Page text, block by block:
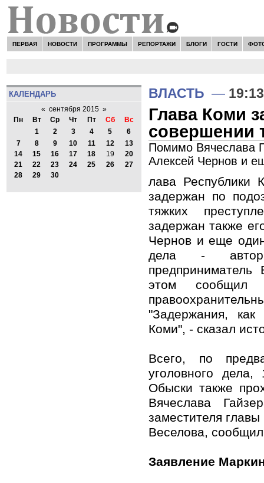
ПЕРВАЯ НОВОСТИ ПРОГРАММЫ РЕПОРТАЖИ БЛОГИ ГОСТИ
КАЛЕНДАРЬ
« сентября 2015 »
Пн
Вт Ср Чт Пт Сб
Вс
1
2 3 4 5
6
7
8 9 10 11 12
13
14
15 16 17 18 19
20
21
22 23 24 25 26
27
28
29 30
ВЛАСТЬ — 19:13
Глава Коми
совершении
Помимо Вячеслава
Алексей Чернов и
лава Республики
задержан по
тяжких
задержан также
Чернов и еще
дела -
этом сообщил
"Задержания, как
Коми", - сказал
Всего, по
уголовного
Обыски также
Вячеслава
заместителя
Веселова,
Заявление